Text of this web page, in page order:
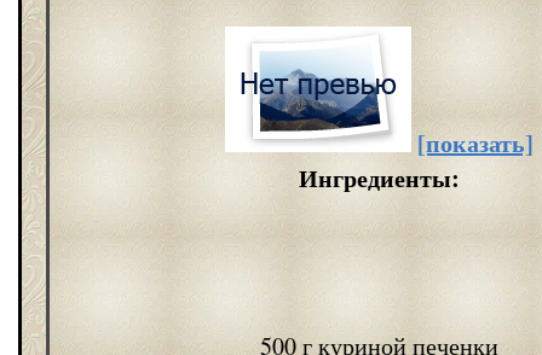
[показать]
Ингредиенты:
500 г куриной печенки